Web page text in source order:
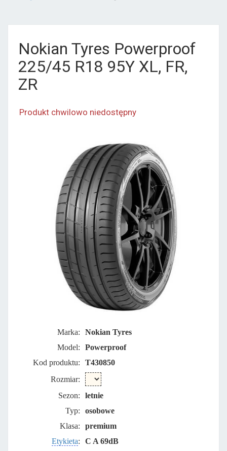
Nokian Tyres Powerproof
225/45 R18 95Y XL, FR,
ZR
Produkt chwilowo niedostępny
Marka:
Nokian Tyres
Model:
Powerproof
Kod produktu:
T430850
Rozmiar:
Sezon:
letnie
Typ:
osobowe
Klasa:
premium
Etykieta:
C A 69dB